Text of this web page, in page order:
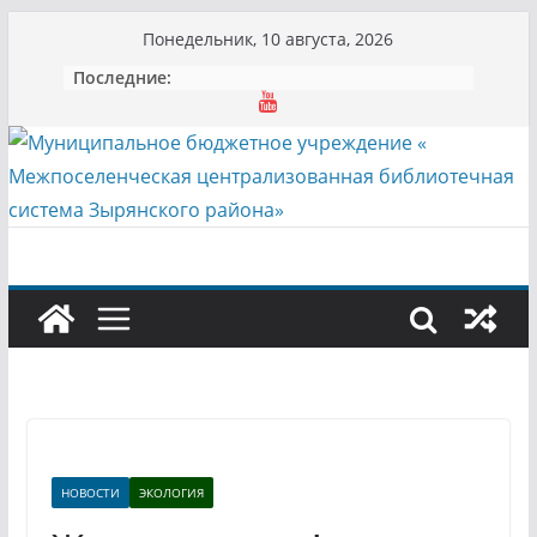
содержимому
Понедельник, 10 августа, 2026
Последние:
НОВОСТИ ЭКОЛОГИЯ